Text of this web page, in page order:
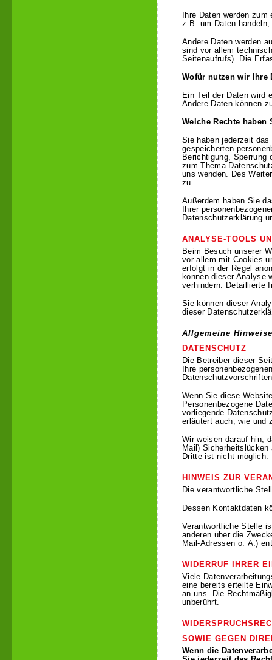
Ihre Daten werden
z.B. um Daten
Andere Daten werden
sind vor allem
Seitenaufrufs). Die
Wofür nutzen wir Ihre
Ein Teil der Daten wird
Andere Daten können
Welche Rechte haben
Sie haben jederzeit
gespeicherten
Berichtigung, Sperrung
zum Thema
uns wenden. Des
zu.
Außerdem haben Sie
Ihrer
Datenschutzerklärung
ANALYSE-TOOLS
Beim Besuch unserer
vor allem mit Cookies
erfolgt in der Regel
können dieser Analyse
verhindern. Detaillierte
Sie können dieser
dieser
Allgemeine
DATENSCHUTZ
Die Betreiber dieser
Ihre
Wenn Sie diese
Personenbezogene
vorliegende
erläutert auch, wie und
Wir weisen darauf hin,
Mail)
Dritte ist nicht möglich.
HINWEIS ZUR
Die verantwortliche
Dessen Kontaktdaten
Verantwortliche Stelle
anderen über die
Mail-Adressen o. Ä.)
WIDERRUF IHRER
Viele
eine bereits erteilte
an uns. Die
unberührt.
SOWIE GEGEN
Wenn die